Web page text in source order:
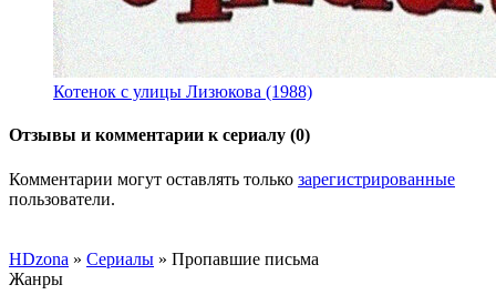
Котенок с улицы Лизюкова (1988)
Отзывы и комментарии к сериалу (0)
Комментарии могут оставлять только зарегистрированные
пользователи.
HDzona » Сериалы » Пропавшие письма
Жанры